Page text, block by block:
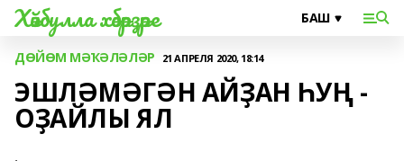
Хәйбулла хәбәрҙәре
ДӨЙӨМ МӘҠӘЛӘЛӘР 21 АПРЕЛЯ 2020, 18:14
ЭШЛӘМӘГӘН АЙҘАН ҺУҢ -
ОҘАЙЛЫ ЯЛ
.